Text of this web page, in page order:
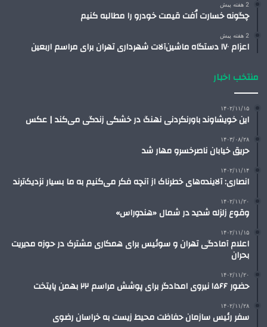
2 هفته پیش
چگونه خسارت اُفت قیمت خودرو را مطالبه کنیم
2 هفته پیش
اعزام ۱۷۰ دستگاه ماشین‌آلات شهرداری تهران برای مراسم اربعین
منتخب اخبار
۱۴۰۲/۱۱/۱۵
این خویشاوند باورنکردنی نهنگ در خشکی زندگی می‌کند | عکس
۱۴۰۳/۰۸/۲۸
حریق خیابان ناصرخسرو مهار شد
۱۴۰۲/۱۱/۱۴
انصاری: آلاینده‌های خطرناک از آنچه فکر می‌کنیم به ما بسیار نزدیک‌ترند
۱۴۰۲/۱۱/۲۰
وقوع زلزله شدید در شمال «هندوراس»
۱۴۰۲/۱۱/۱۵
اعلام آمادگی تهران و سوئیس برای همکاری مشترک در حوزه مدیریت
بحران
۱۴۰۲/۱۱/۲۰
حضور ۱۵۶۶ نیروی امدادگر برای پوشش مراسم ۲۲ بهمن پایتخت
۱۴۰۲/۱۱/۲۸
سفر رئیس سازمان حفاظت محیط زیست به خراسان رضوی